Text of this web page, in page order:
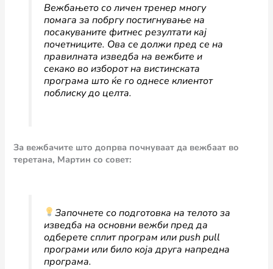
Вежбањето со личен тренер многу
помага за побргу постигнување на
посакуваните фитнес резултати кај
почетниците. Ова се должи пред се на
правилната изведба на вежбите и
секако во изборот на вистинската
програма што ќе го однесе клиентот
поблиску до целта.
За вежбачите што допрва почнуваат да вежбаат во
теретана, Мартин со совет:
Започнете со подготовка на телото за
изведба на основни вежби пред да
одберете сплит програм или push pull
програми или било која друга напредна
програма.